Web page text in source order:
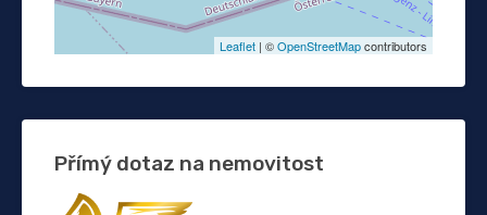
Leaflet | ©OpenStreetMapcontributors
Přímý dotaz na nemovitost